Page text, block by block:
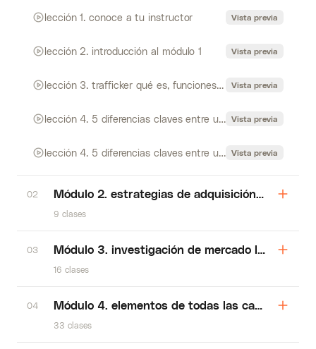
lección 1. conoce a tu instructor Vista previa
lección 2. introducción al módulo 1 Vista previa
lección 3. trafficker qué es, funciones y áreas que debe estudiar Vista previa
lección 4. 5 diferencias claves entre un trafficker profesional y un trafficker principiante Vista previa
lección 4. 5 diferencias claves entre un trafficker profesional y un trafficker principiante Vista previa
02 Módulo 2. estrategias de adquisición y
9 clases
03 Módulo 3. investigación de mercado los 7
16 clases
04 Módulo 4. elementos de todas las campañas
33 clases